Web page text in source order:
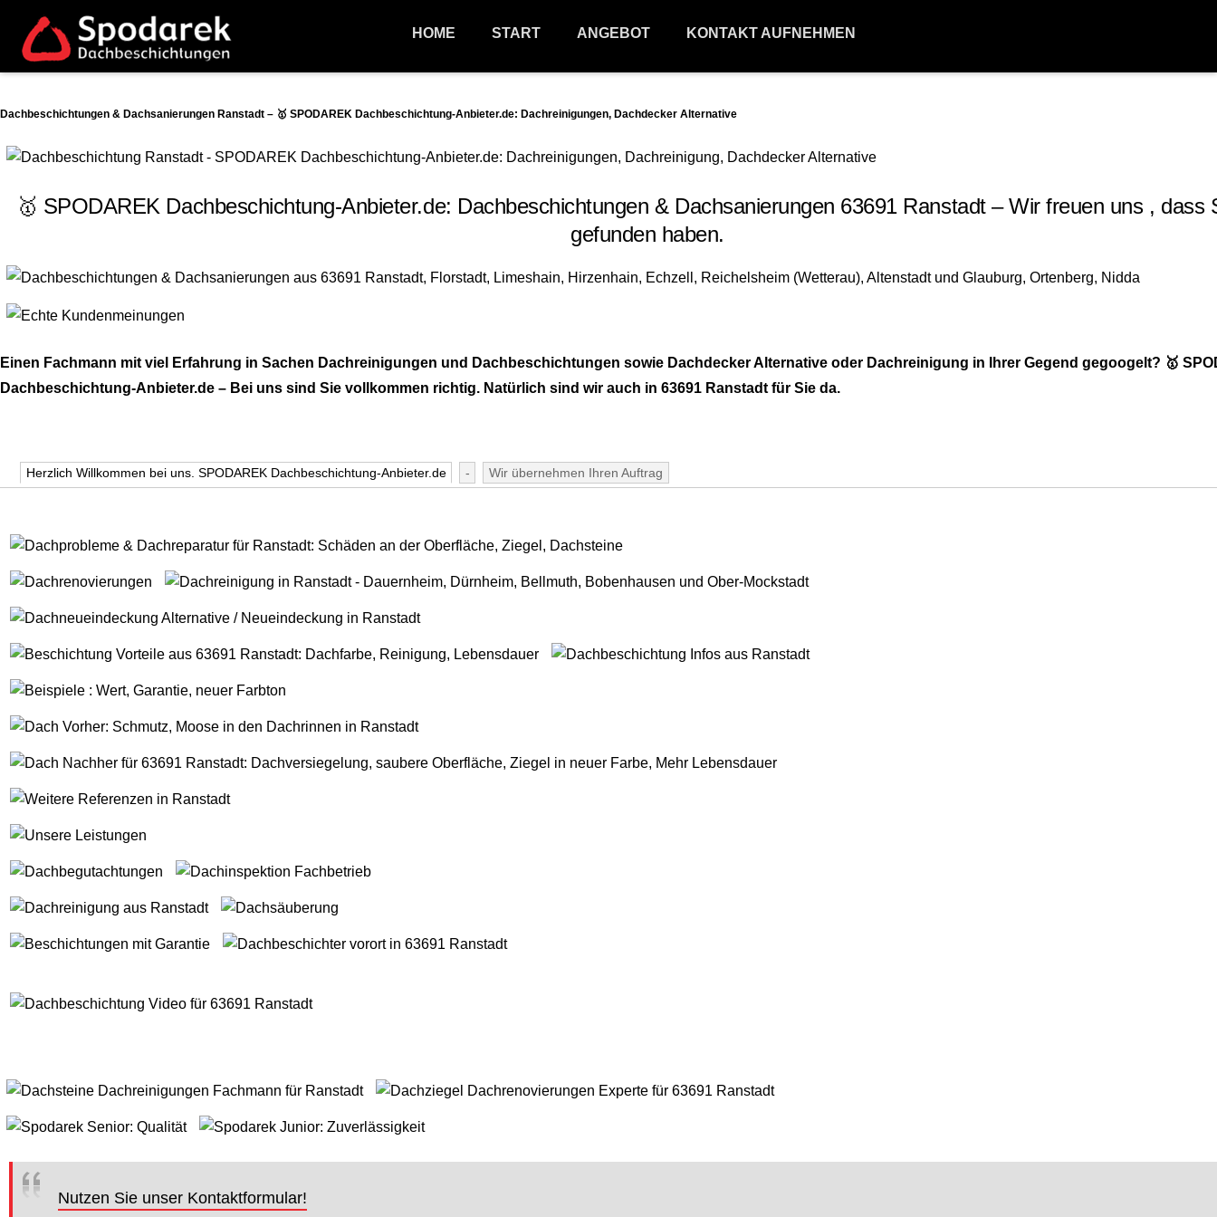
HOME START ANGEBOT KONTAKT AUFNEHMEN
Dachbeschichtungen & Dachsanierungen Ranstadt – 🥇 SPODAREK Dachbeschichtung-Anbieter.de: Dachreinigungen, Dachdecker Alternative
🥇 SPODAREK Dachbeschichtung-Anbieter.de: Dachbeschichtungen & Dachsanierungen 63691 Ranstadt – Wir freuen uns , dass
gefunden haben.
Einen Fachmann mit viel Erfahrung in Sachen Dachreinigungen und Dachbeschichtungen sowie Dachdecker Alternative oder Dachreinigung in Ihrer Gegend gegoogelt? 🥇
Dachbeschichtung-Anbieter.de – Bei uns sind Sie vollkommen richtig. Natürlich sind wir auch in 63691 Ranstadt für Sie da.
Herzlich Willkommen bei uns. SPODAREK Dachbeschichtung-Anbieter.de - Wir übernehmen Ihren Auftrag
Nutzen Sie unser Kontaktformular!